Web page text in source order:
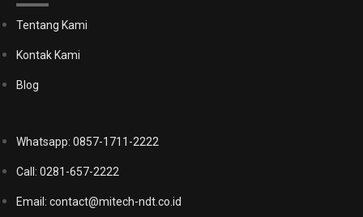
Tentang Kami
Kontak Kami
Blog
Whatsapp: 0857-1711-2222
Call: 0281-657-2222
Email: contact@mitech-ndt.co.id